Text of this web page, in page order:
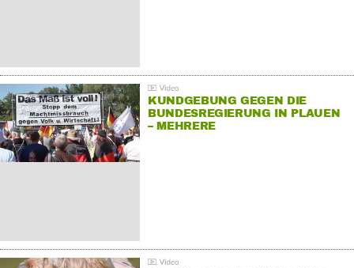
KUNDGEBUNG GEGEN DIE
BUNDESREGIERUNG IN PLAUEN
– MEHRERE